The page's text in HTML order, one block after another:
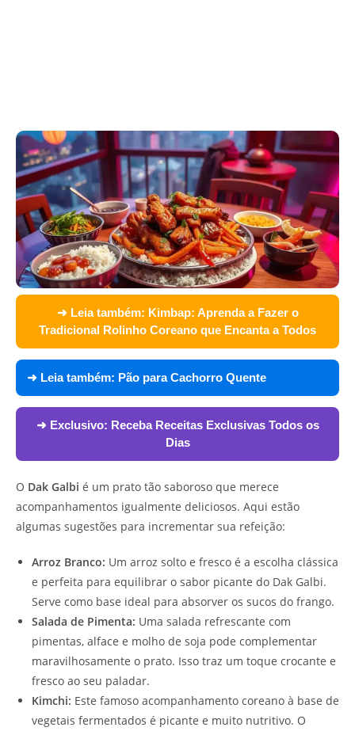
➜ Leia também: Kimbap: Aprenda a Fazer o
Tradicional Rolinho Coreano que Encanta a Todos
➜ Leia também: Pão para Cachorro Quente
➜ Exclusivo: Receba Receitas Exclusivas Todos os
Dias
O Dak Galbi é um prato tão saboroso que merece
acompanhamentos igualmente deliciosos. Aqui estão
algumas sugestões para incrementar sua refeição:
Arroz Branco: Um arroz solto e fresco é a escolha clássica
e perfeita para equilibrar o sabor picante do Dak Galbi.
Serve como base ideal para absorver os sucos do frango.
Salada de Pimenta: Uma salada refrescante com
pimentas, alface e molho de soja pode complementar
maravilhosamente o prato. Isso traz um toque crocante e
fresco ao seu paladar.
Kimchi: Este famoso acompanhamento coreano à base de
vegetais fermentados é picante e muito nutritivo. O